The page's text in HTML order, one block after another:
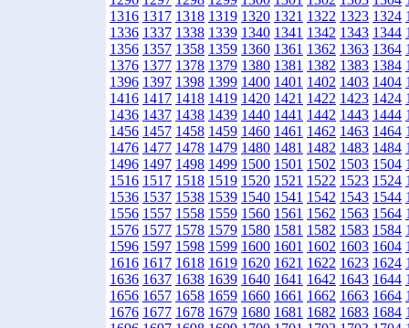
1316 1317 1318 1319 1320 1321 1322 1323 1324
1336 1337 1338 1339 1340 1341 1342 1343 1344
1356 1357 1358 1359 1360 1361 1362 1363 1364
1376 1377 1378 1379 1380 1381 1382 1383 1384
1396 1397 1398 1399 1400 1401 1402 1403 1404
1416 1417 1418 1419 1420 1421 1422 1423 1424
1436 1437 1438 1439 1440 1441 1442 1443 1444
1456 1457 1458 1459 1460 1461 1462 1463 1464
1476 1477 1478 1479 1480 1481 1482 1483 1484
1496 1497 1498 1499 1500 1501 1502 1503 1504
1516 1517 1518 1519 1520 1521 1522 1523 1524
1536 1537 1538 1539 1540 1541 1542 1543 1544
1556 1557 1558 1559 1560 1561 1562 1563 1564
1576 1577 1578 1579 1580 1581 1582 1583 1584
1596 1597 1598 1599 1600 1601 1602 1603 1604
1616 1617 1618 1619 1620 1621 1622 1623 1624
1636 1637 1638 1639 1640 1641 1642 1643 1644
1656 1657 1658 1659 1660 1661 1662 1663 1664
1676 1677 1678 1679 1680 1681 1682 1683 1684